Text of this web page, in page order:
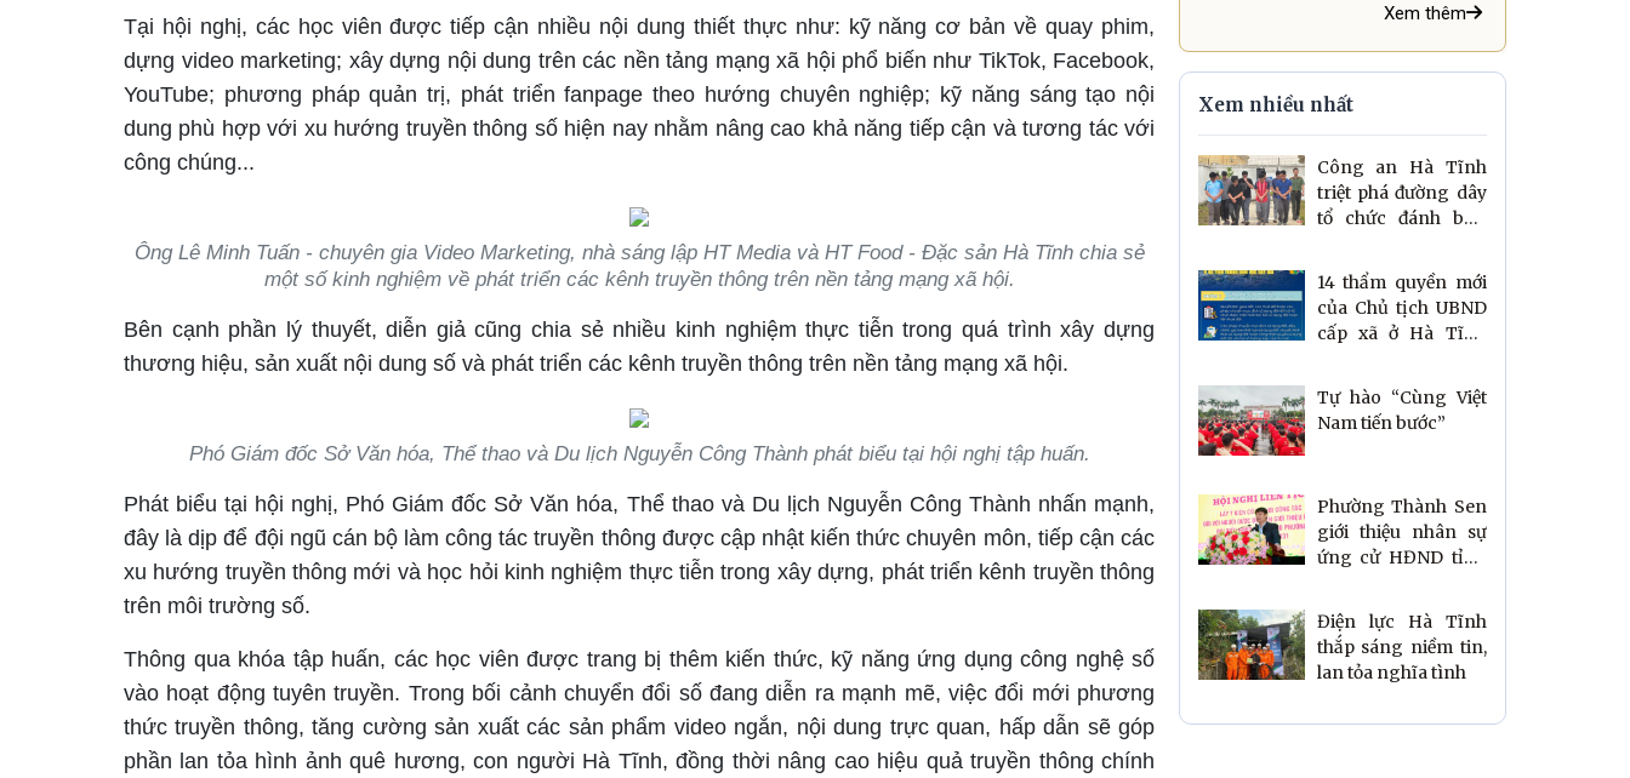
Tại hội nghị, các học viên được tiếp cận nhiều nội dung thiết thực như: kỹ năng cơ bản về quay phim,
dựng video marketing; xây dựng nội dung trên các nền tảng mạng xã hội phổ biến như TikTok, Facebook,
YouTube; phương pháp quản trị, phát triển fanpage theo hướng chuyên nghiệp; kỹ năng sáng tạo nội
dung phù hợp với xu hướng truyền thông số hiện nay nhằm nâng cao khả năng tiếp cận và tương tác với
công chúng...
Ông Lê Minh Tuấn - chuyên gia Video Marketing, nhà sáng lập HT Media và HT Food - Đặc sản Hà Tĩnh chia sẻ
một số kinh nghiệm về phát triển các kênh truyền thông trên nền tảng mạng xã hội.
Bên cạnh phần lý thuyết, diễn giả cũng chia sẻ nhiều kinh nghiệm thực tiễn trong quá trình xây dựng
thương hiệu, sản xuất nội dung số và phát triển các kênh truyền thông trên nền tảng mạng xã hội.
Phó Giám đốc Sở Văn hóa, Thể thao và Du lịch Nguyễn Công Thành phát biểu tại hội nghị tập huấn.
Phát biểu tại hội nghị, Phó Giám đốc Sở Văn hóa, Thể thao và Du lịch Nguyễn Công Thành nhấn mạnh,
đây là dịp để đội ngũ cán bộ làm công tác truyền thông được cập nhật kiến thức chuyên môn, tiếp cận các
xu hướng truyền thông mới và học hỏi kinh nghiệm thực tiễn trong xây dựng, phát triển kênh truyền thông
trên môi trường số.
Thông qua khóa tập huấn, các học viên được trang bị thêm kiến thức, kỹ năng ứng dụng công nghệ số
vào hoạt động tuyên truyền. Trong bối cảnh chuyển đổi số đang diễn ra mạnh mẽ, việc đổi mới phương
thức truyền thông, tăng cường sản xuất các sản phẩm video ngắn, nội dung trực quan, hấp dẫn sẽ góp
phần lan tỏa hình ảnh quê hương, con người Hà Tĩnh, đồng thời nâng cao hiệu quả truyền thông chính
Xem thêm
Xem nhiều nhất
Công an Hà Tĩnh
triệt phá đường dây
tổ chức đánh bạc,
14 thẩm quyền mới
của Chủ tịch UBND
cấp xã ở Hà Tĩnh
Tự hào “Cùng Việt
Nam tiến bước”
Phường Thành Sen
giới thiệu nhân sự
ứng cử HĐND tỉnh
nhiệm kỳ 2026–
2031
Điện lực Hà Tĩnh
thắp sáng niềm tin,
lan tỏa nghĩa tình